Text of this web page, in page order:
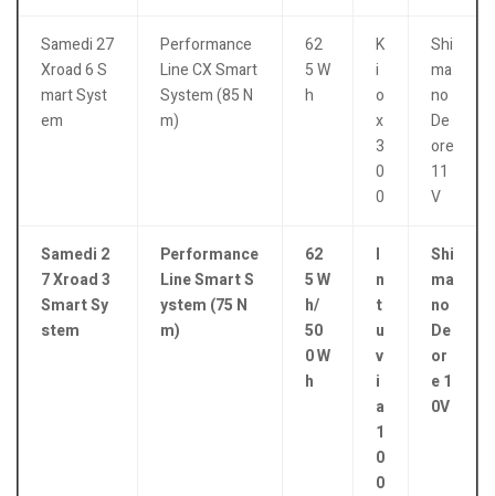
Samedi 27
Xroad 6 S
mart Syst
em
Performance
Line CX Smart
System (85 N
m)
62
5 W
h
K
i
o
x
3
0
0
Shi
ma
no
De
ore
11
V
Samedi 2
7 Xroad 3
Smart Sy
stem
Performance
Line Smart S
ystem (75 N
m)
62
5 W
h/
50
0 W
h
I
n
t
u
v
i
a
1
0
0
Shi
ma
no
De
or
e 1
0V